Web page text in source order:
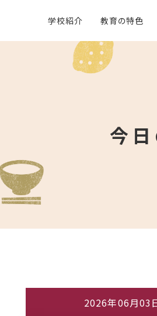
学校紹介 教育の特色
今
2026年06月03日